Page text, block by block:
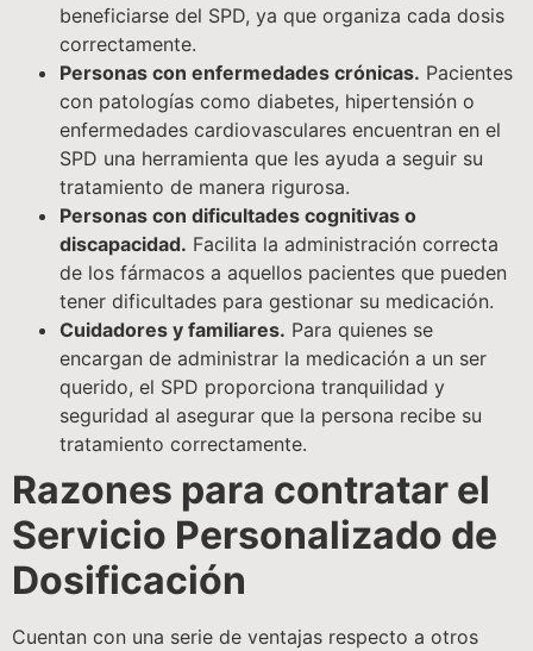
beneficiarse del SPD, ya que organiza cada dosis
correctamente.
Personas con enfermedades crónicas. Pacientes
con patologías como diabetes, hipertensión o
enfermedades cardiovasculares encuentran en el
SPD una herramienta que les ayuda a seguir su
tratamiento de manera rigurosa.
Personas con dificultades cognitivas o
discapacidad. Facilita la administración correcta
de los fármacos a aquellos pacientes que pueden
tener dificultades para gestionar su medicación.
Cuidadores y familiares. Para quienes se
encargan de administrar la medicación a un ser
querido, el SPD proporciona tranquilidad y
seguridad al asegurar que la persona recibe su
tratamiento correctamente.
Razones para contratar el
Servicio Personalizado de
Dosificación
Cuentan con una serie de ventajas respecto a otros